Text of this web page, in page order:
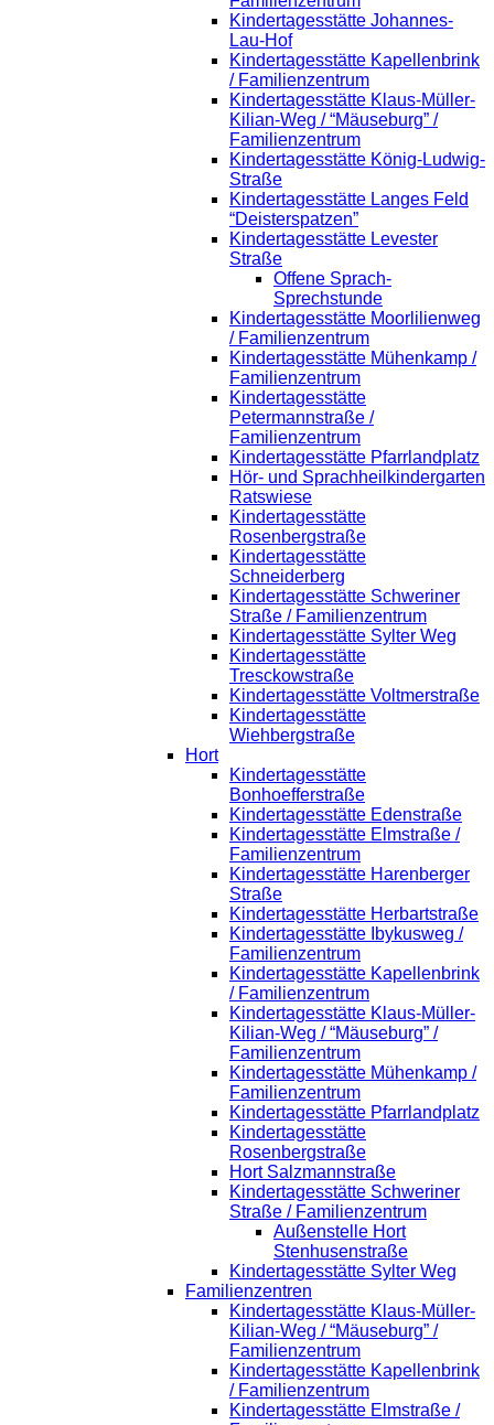
Kindertagesstätte Johannes-
Lau-Hof
Kindertagesstätte Kapellenbrink
/ Familienzentrum
Kindertagesstätte Klaus-Müller-
Kilian-Weg / “Mäuseburg” /
Familienzentrum
Kindertagesstätte König-Ludwig-
Straße
Kindertagesstätte Langes Feld
“Deisterspatzen”
Kindertagesstätte Levester
Straße
Offene Sprach-
Sprechstunde
Kindertagesstätte Moorlilienweg
/ Familienzentrum
Kindertagesstätte Mühenkamp /
Familienzentrum
Kindertagesstätte
Petermannstraße /
Familienzentrum
Kindertagesstätte Pfarrlandplatz
Hör- und Sprachheilkindergarten
Ratswiese
Kindertagesstätte
Rosenbergstraße
Kindertagesstätte
Schneiderberg
Kindertagesstätte Schweriner
Straße / Familienzentrum
Kindertagesstätte Sylter Weg
Kindertagesstätte
Tresckowstraße
Kindertagesstätte Voltmerstraße
Kindertagesstätte
Wiehbergstraße
Hort
Kindertagesstätte
Bonhoefferstraße
Kindertagesstätte Edenstraße
Kindertagesstätte Elmstraße /
Familienzentrum
Kindertagesstätte Harenberger
Straße
Kindertagesstätte Herbartstraße
Kindertagesstätte Ibykusweg /
Familienzentrum
Kindertagesstätte Kapellenbrink
/ Familienzentrum
Kindertagesstätte Klaus-Müller-
Kilian-Weg / “Mäuseburg” /
Familienzentrum
Kindertagesstätte Mühenkamp /
Familienzentrum
Kindertagesstätte Pfarrlandplatz
Kindertagesstätte
Rosenbergstraße
Hort Salzmannstraße
Kindertagesstätte Schweriner
Straße / Familienzentrum
Außenstelle Hort
Stenhusenstraße
Kindertagesstätte Sylter Weg
Familienzentren
Kindertagesstätte Klaus-Müller-
Kilian-Weg / “Mäuseburg” /
Familienzentrum
Kindertagesstätte Kapellenbrink
/ Familienzentrum
Kindertagesstätte Elmstraße /